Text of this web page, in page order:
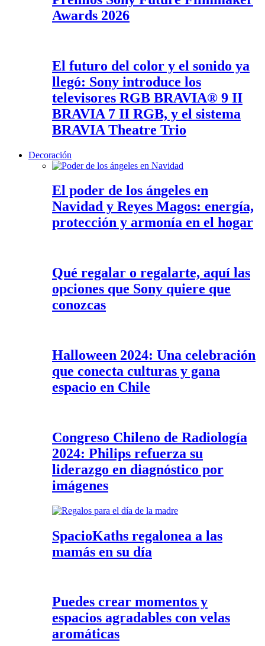
Awards 2026
El futuro del color y el sonido ya
llegó: Sony introduce los
televisores RGB BRAVIA® 9 II
BRAVIA 7 II RGB, y el sistema
BRAVIA Theatre Trio
Decoración
El poder de los ángeles en
Navidad y Reyes Magos: energía,
protección y armonía en el hogar
Qué regalar o regalarte, aquí las
opciones que Sony quiere que
conozcas
Halloween 2024: Una celebración
que conecta culturas y gana
espacio en Chile
Congreso Chileno de Radiología
2024: Philips refuerza su
liderazgo en diagnóstico por
imágenes
SpacioKaths regalonea a las
mamás en su día
Puedes crear momentos y
espacios agradables con velas
aromáticas